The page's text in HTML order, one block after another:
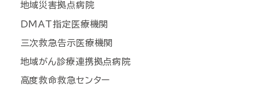
地域災害拠点病院
DMAT指定医療機関
三次救急告示医療機関
地域がん診療連携拠点病院
高度救命救急センター